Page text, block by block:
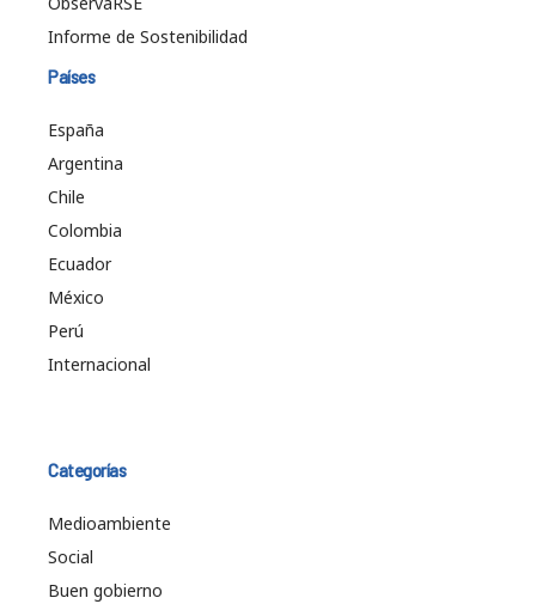
Informe de Sostenibilidad
Países
España
Argentina
Chile
Colombia
Ecuador
México
Perú
Internacional
Categorías
Medioambiente
Social
Buen gobierno